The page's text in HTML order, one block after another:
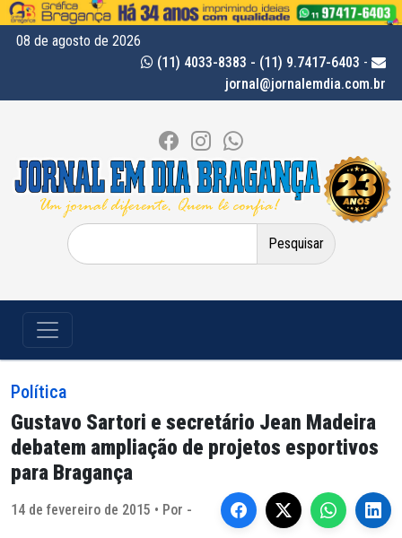
08 de agosto de 2026
(11) 4033-8383 - (11) 9.7417-6403 -
jornal@jornalemdia.com.br
Pesquisar
por:
Política
Gustavo Sartori e secretário Jean Madeira
debatem ampliação de projetos esportivos
para Bragança
14 de fevereiro de 2015 • Por -